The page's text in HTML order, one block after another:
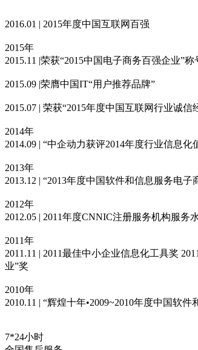
2016.01 | 2015年度中国互联网百强
2015年
2015.11 |荣获“2015中国电子商务百强企业”称
2015.09 |荣膺中国IT“用户推荐品牌”
2015.07 | 荣获“2015年度中国互联网行业诚信
2014年
2014.09 | “中企动力获评2014年度行业信息化
2013年
2013.12 | “2013年度中国软件和信息服务电
2012年
2012.05 | 2011年度CNNIC注册服务机构服务
2011年
2011.11 | 2011最佳中小企业信息化工具奖
业”奖
2010年
2010.11 | “辉煌十年•2009~2010年度中国软
7*24小时